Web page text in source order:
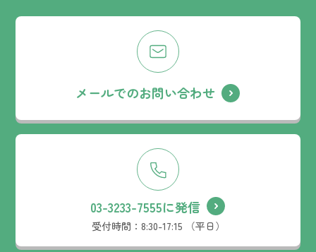
メールでのお問い合わせ
03-3233-7555に発信
受付時間： 8:30-17:15 （平日）